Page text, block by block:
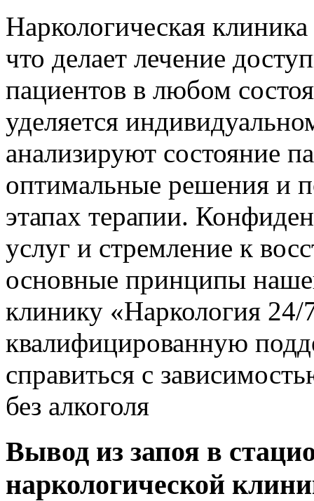
Наркологическая
что делает лечение
пациентов в любом
уделяется
анализируют состояние
оптимальные решения и
этапах терапии.
услуг и стремление к
основные принципы
клинику «Наркология 24/
квалифицированную
справиться с
без алкоголя
Вывод из запоя в
наркологической